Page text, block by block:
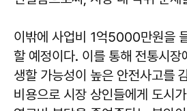
이밖에 사업비 1억5000만원을
할 예정이다. 이를 통해 전통시장
생할 가능성이 높은 안전사고를
비용으로 시장 상인들에게 도시